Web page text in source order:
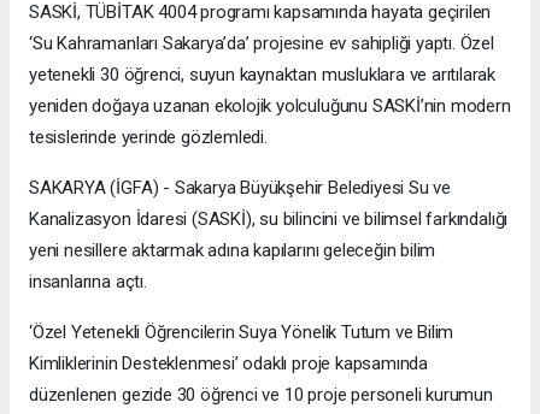
SASKİ, TÜBİTAK 4004 programı kapsamında hayata geçirilen
‘Su Kahramanları Sakarya’da’ projesine ev sahipliği yaptı. Özel
yetenekli 30 öğrenci, suyun kaynaktan musluklara ve arıtılarak
yeniden doğaya uzanan ekolojik yolculuğunu SASKİ’nin modern
tesislerinde yerinde gözlemledi.
SAKARYA (İGFA) - Sakarya Büyükşehir Belediyesi Su ve
Kanalizasyon İdaresi (SASKİ), su bilincini ve bilimsel farkındalığı
yeni nesillere aktarmak adına kapılarını geleceğin bilim
insanlarına açtı.
‘Özel Yetenekli Öğrencilerin Suya Yönelik Tutum ve Bilim
Kimliklerinin Desteklenmesi’ odaklı proje kapsamında
düzenlenen gezide 30 öğrenci ve 10 proje personeli kurumun